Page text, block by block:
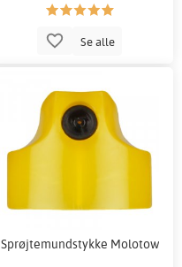
Se alle
Sprøjtemundstykke Molotow